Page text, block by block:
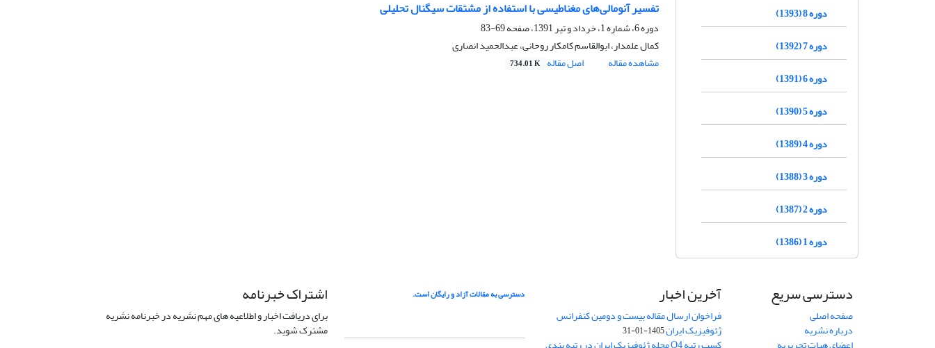
تفسیر آنومالی‌های مغناطیسی با استفاده از مشتقات سیگنال تحلیلی
دوره 6، شماره 1، خرداد و تیر 1391، صفحه
69-83
کمال علمدار، ابوالقاسم کامکار روحانی، عبدالحمید انصاری
مشاهده مقاله
اصل مقاله 734.01 K
دوره 8 (1393)
دوره 7 (1392)
دوره 6 (1391)
دوره 5 (1390)
دوره 4 (1389)
دوره 3 (1388)
دوره 2 (1387)
دوره 1 (1386)
دسترسی سریع
صفحه اصلی
درباره نشریه
آخرین اخبار
فراخوان ارسال مقاله بیست و دومین کنفرانس
ژئوفیزیک ایران1405-01-31
دسترسی به مقالات آزاد و رایگان است. اشتراک خبرنامه
برای دریافت اخبار و اطلاعیه های مهم نشریه در خبرنامه نشریه
مشترک شوید.